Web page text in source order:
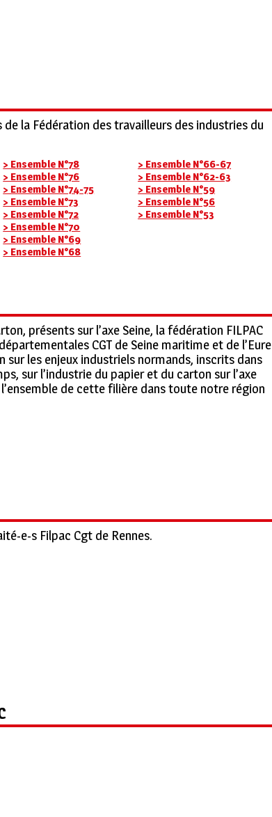
la Fédération des travailleurs des industries du
> Ensemble N°78
> Ensemble N°76
> Ensemble N°74-75
> Ensemble N°73
> Ensemble N°72
> Ensemble N°70
> Ensemble N°69
> Ensemble N°68
> Ensemble N°66-67
> Ensemble N°62-63
> Ensemble N°59
> Ensemble N°56
> Ensemble N°53
présents sur l’axe Seine, la fédération FILPAC
CGT de Seine maritime et de l’Eure
les enjeux industriels normands, inscrits dans
sur l’industrie du papier et du carton sur l’axe
de cette filière dans toute notre région
e-s Filpac Cgt de Rennes.